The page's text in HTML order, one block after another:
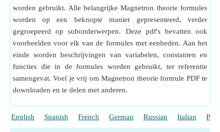
worden gebruikt. Alle belangrijke Magnetron theorie formules
worden op een beknopte manier gepresenteerd, verder
gegroepeerd op subonderwerpen. Deze pdf's bevatten ook
voorbeelden voor elk van de formules met eenheden. Aan het
einde worden beschrijvingen van variabelen, constanten en
functies die in de formules worden gebruikt, ter referentie
samengevat. Voel je vrij om Magnetron theorie formule PDF te
downloaden en te delen met anderen.
English Spanish French German Russian Italian